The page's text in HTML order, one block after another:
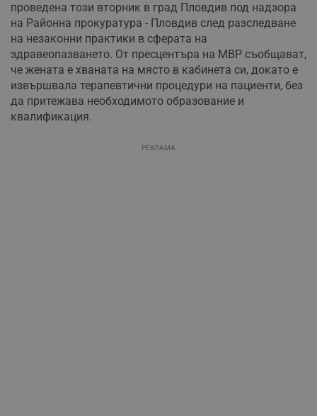
проведена този вторник в град Пловдив под надзора
на Районна прокуратура - Пловдив след разследване
на незаконни практики в сферата на
здравеопазването. От пресцентъра на МВР съобщават,
че жената е хваната на място в кабинета си, докато е
извършвала терапевтични процедури на пациенти, без
да притежава необходимото образование и
квалификация.
РЕКЛАМА